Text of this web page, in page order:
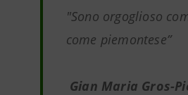
"Sono orgoglioso
come piemontese”
Gian Maria Gros-